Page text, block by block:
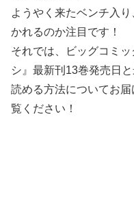
ようやく来たベンチ入
かれるのか注目です！
それでは、ビッグコミ
シ』最新刊13巻発売日
読める方法についてお
覧ください！